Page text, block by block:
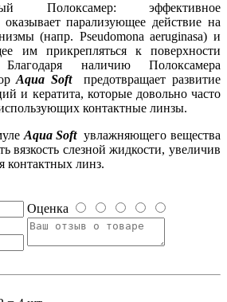
Полоксамер: эффективное
парализующее действие на
(напр. Pseudomona aeruginasa) и
им прикрепляться к поверхности
наличию Полоксамера
Aqua Softпредотвращает развитие
и кератита, которые довольно часто
контактные линзы.
Aqua Softувлажняющего вещества
вязкость слезной жидкости, увеличив
контактных линз.
Оценка